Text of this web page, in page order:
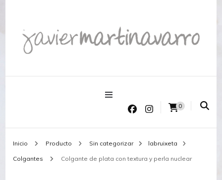
Joyería Javier Martinavarro
0
Inicio Producto Sin categorizar labruixeta
Colgantes Colgante de plata con textura y perla nuclear